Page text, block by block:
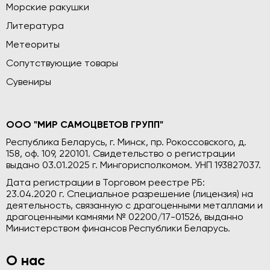
Морские ракушки
Литература
Метеориты
Сопутствующие товары
Сувениры
ООО "МИР САМОЦВЕТОВ ГРУПП"
Республика Беларусь, г. Минск, пр. Рокоссовского, д.
158, оф. 109, 220101. Свидетельство о регистрации
выдано 03.01.2025 г. Мингорисполкомом. УНП 193827037.
Дата регистрации в Торговом реестре РБ:
23.04.2020 г. Специальное разрешение (лицензия) на
деятельность, связанную с драгоценными металлами и
драгоценными камнями № 02200/17-01526, выданно
Министерством финансов Республики Беларусь.
О нас